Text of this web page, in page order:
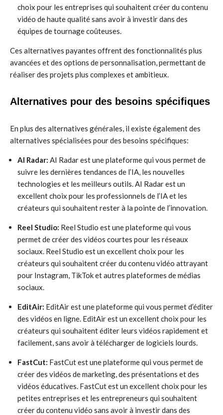
choix pour les entreprises qui souhaitent créer du contenu
vidéo de haute qualité sans avoir à investir dans des
équipes de tournage coûteuses.
Ces alternatives payantes offrent des fonctionnalités plus
avancées et des options de personnalisation, permettant de
réaliser des projets plus complexes et ambitieux.
Alternatives pour des besoins spécifiques
En plus des alternatives générales, il existe également des
alternatives spécialisées pour des besoins spécifiques:
AI Radar: AI Radar est une plateforme qui vous permet de
suivre les dernières tendances de l’IA, les nouvelles
technologies et les meilleurs outils. AI Radar est un
excellent choix pour les professionnels de l’IA et les
créateurs qui souhaitent rester à la pointe de l’innovation.
Reel Studio: Reel Studio est une plateforme qui vous
permet de créer des vidéos courtes pour les réseaux
sociaux. Reel Studio est un excellent choix pour les
créateurs qui souhaitent créer du contenu vidéo attrayant
pour Instagram, TikTok et autres plateformes de médias
sociaux.
EditAir: EditAir est une plateforme qui vous permet d’éditer
des vidéos en ligne. EditAir est un excellent choix pour les
créateurs qui souhaitent éditer leurs vidéos rapidement et
facilement, sans avoir à télécharger de logiciels lourds.
FastCut: FastCut est une plateforme qui vous permet de
créer des vidéos de marketing, des présentations et des
vidéos éducatives. FastCut est un excellent choix pour les
petites entreprises et les entrepreneurs qui souhaitent
créer du contenu vidéo sans avoir à investir dans des